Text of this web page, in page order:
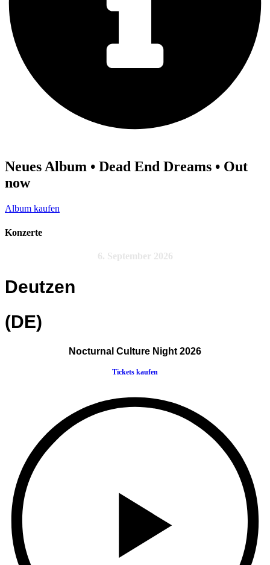
Neues Album • Dead End Dreams • Out
now
Album kaufen
Konzerte
6. September 2026
Deutzen
(DE)
Nocturnal Culture Night 2026
Tickets kaufen